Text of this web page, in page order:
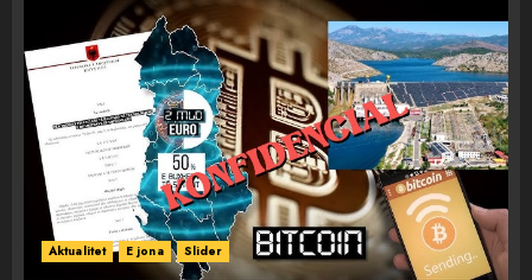
Aktualitet E jona Slider